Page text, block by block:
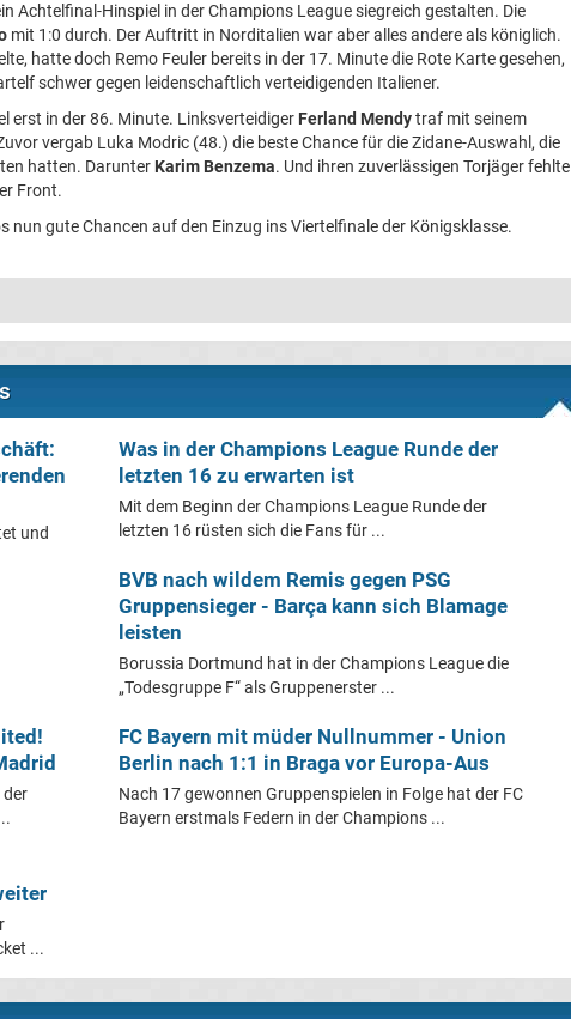
Achtelfinal-Hinspiel in der Champions League siegreich gestalten. Die
mit 1:0 durch. Der Auftritt in Norditalien war aber alles andere als königlich.
hatte doch Remo Feuler bereits in der 17. Minute die Rote Karte gesehen,
schwer gegen leidenschaftlich verteidigenden Italiener.
erst in der 86. Minute. Linksverteidiger Ferland Mendytraf mit seinem
vergab Luka Modric (48.) die beste Chance für die Zidane-Auswahl, die
hatten. Darunter Karim Benzema. Und ihren zuverlässigen Torjäger fehlte
Front.
nun gute Chancen auf den Einzug ins Viertelfinale der Königsklasse.
und
Was in der Champions League Runde der
letzten 16 zu erwarten ist
Mit dem Beginn der Champions League Runde der
letzten 16 rüsten sich die Fans für ...
BVB nach wildem Remis gegen PSG
Gruppensieger - Barça kann sich Blamage
leisten
Borussia Dortmund hat in der Champions League die
„Todesgruppe F“ als Gruppenerster ...
der
FC Bayern mit müder Nullnummer - Union
Berlin nach 1:1 in Braga vor Europa-Aus
Nach 17 gewonnen Gruppenspielen in Folge hat der FC
Bayern erstmals Federn in der Champions ...
...